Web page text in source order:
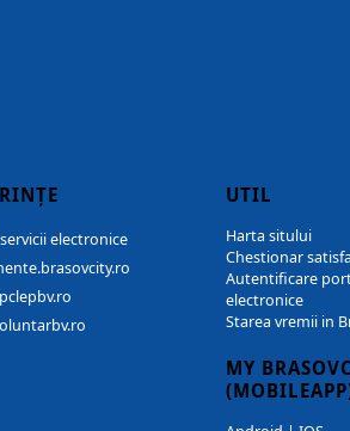
electronice
UTIL
Harta sitului
Chestionar
Autentificare
electronice
Starea vremii in
MY